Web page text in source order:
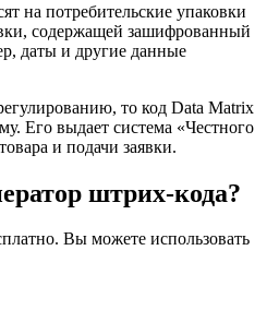
на потребительские упаковки
содержащей зашифрованный
даты и другие данные
то код Data Matrix
Его выдает система «Честного
и подачи заявки.
штрих-кода?
Вы можете использовать